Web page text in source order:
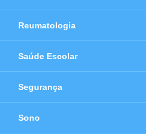
Reumatologia
Saúde Escolar
Segurança
Sono